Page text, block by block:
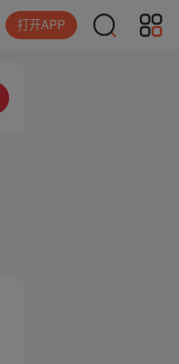
打开APP